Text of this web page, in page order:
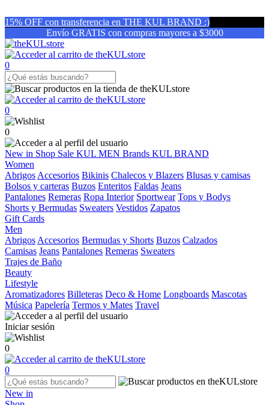
15% OFF con transferencia en THE KUL BRAND :)
Envío GRATIS con compras mayores a $3000
0
0
0
New in Shop Sale KUL MEN Brands KUL BRAND
Women
Abrigos Accesorios Bikinis Chalecos y Blazers Blusas y camisas
Bolsos y carteras Buzos Enteritos Faldas Jeans
Pantalones Remeras Ropa Interior Sportwear Tops y Bodys
Shorts y Bermudas Sweaters Vestidos Zapatos
Gift Cards
Men
Abrigos Accesorios Bermudas y Shorts Buzos Calzados
Camisas Jeans Pantalones Remeras Sweaters
Trajes de Baño
Beauty
Lifestyle
Aromatizadores Billeteras Deco & Home Longboards Mascotas
Música Papelería Termos y Mates Travel
Iniciar sesión
0
0
New in